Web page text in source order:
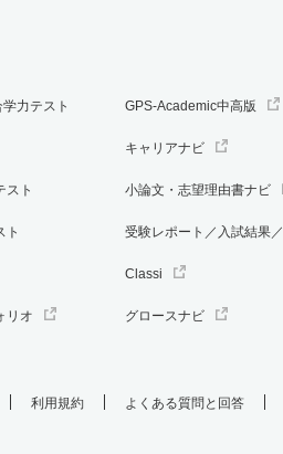
力テスト
スト
ト
リオ
GPS-Academic中高版
キャリアナビ
小論文・志望理由書ナビ
受験レポート／入試結果
Classi
グロースナビ
利用規約 よくある質問と回答